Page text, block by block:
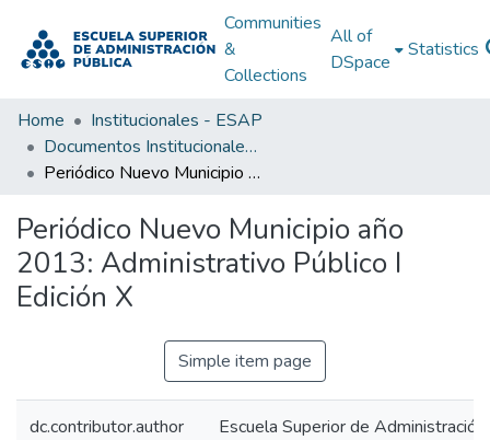
Communities
&
Collections
All of
DSpace
Statistics
Home
Institucionales - ESAP
Documentos Institucionales - ESAP
Periódico Nuevo Municipio año 2013: Administrativo Público I Edición X
Periódico Nuevo Municipio año
2013: Administrativo Público I
Edición X
Simple item page
dc.contributor.author Escuela Superior de